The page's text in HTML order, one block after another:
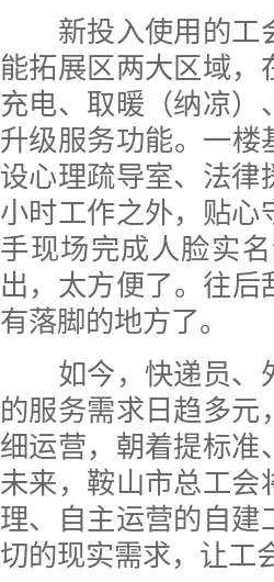
新投入使用的工会
能拓展区两大区域，
充电、取暖（纳凉）
升级服务功能。一楼
设心理疏导室、法律
小时工作之外，贴心
手现场完成人脸实
出，太方便了。往后
有落脚的地方了。
如今，快递员、外
的服务需求日趋多元
细运营，朝着提标准
未来，鞍山市总工会
理、自主运营的自建
切的现实需求，让工